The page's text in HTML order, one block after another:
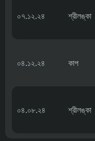
০৭.১২.২৪ শ্রীলঙ্কা
০৪.১২.২৪ কাপ
০৪.০৮.২৪ শ্রীলঙ্কা